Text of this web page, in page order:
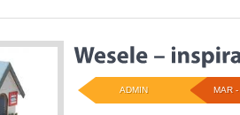
MAR
ADMIN